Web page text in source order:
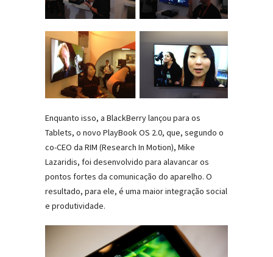
Enquanto isso, a BlackBerry lançou para os
Tablets, o novo PlayBook OS 2.0, que, segundo o
co-CEO da RIM (Research In Motion), Mike
Lazaridis, foi desenvolvido para alavancar os
pontos fortes da comunicação do aparelho. O
resultado, para ele, é uma maior integração social
e produtividade.